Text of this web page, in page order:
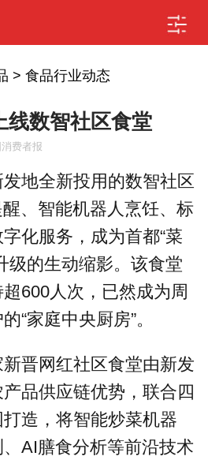
> 食品行业动态
线数智社区食堂
费者报
地全新投用的数智社区
、智能机器人烹饪、标
化服务，成为首都“菜
级的生动缩影。该食堂
600人次，已然成为周
“家庭中央厨房”。
晋网红社区食堂由新发
品供应链优势，联合四
造，将智能炒菜机器
AI膳食分析等前沿技术